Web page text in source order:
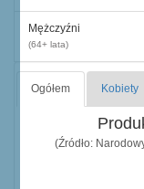
Mężczyźni
(64+ lata)
Ogółem Kobiety
(Źródło: